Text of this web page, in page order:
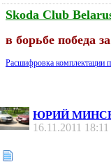
Skoda Club
в борьбе победа
Расшифровка комплектации
ЮРИЙ
16.11.2011 18:11